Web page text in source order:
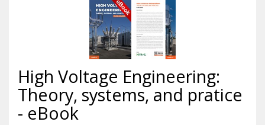
High Voltage Engineering:
Theory, systems, and pratice
- eBook